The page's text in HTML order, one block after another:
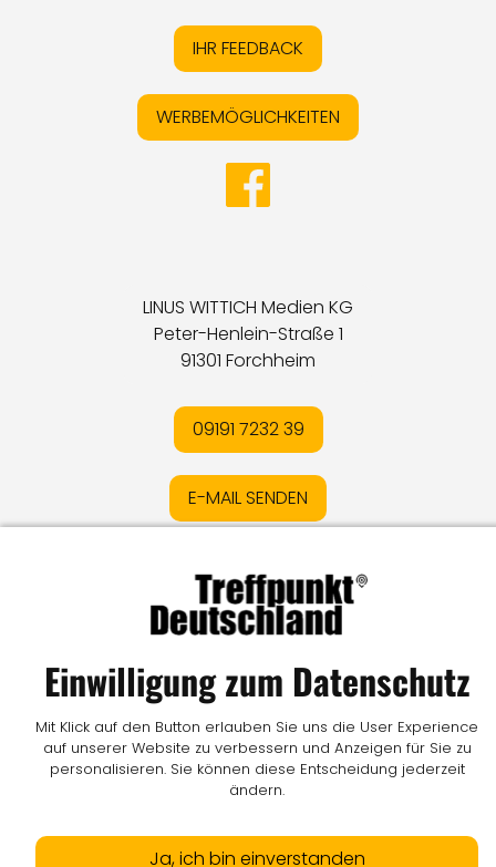
IHR FEEDBACK
WERBEMÖGLICHKEITEN
LINUS WITTICH Medien KG
Peter-Henlein-Straße 1
91301 Forchheim
09191 7232 39
E-MAIL SENDEN
DatenschutzIOnline-Streitschlichtung
Mediadaten IKontakt I Vertrag widerrufen
© LW Medien GmbH
Einwilligung zum Datenschutz
Mit Klick auf den Button erlauben Sie uns die User Experience
auf unserer Website zu verbessern und Anzeigen für Sie zu
personalisieren. Sie können diese Entscheidung jederzeit
ändern.
Ja, ich bin einverstanden